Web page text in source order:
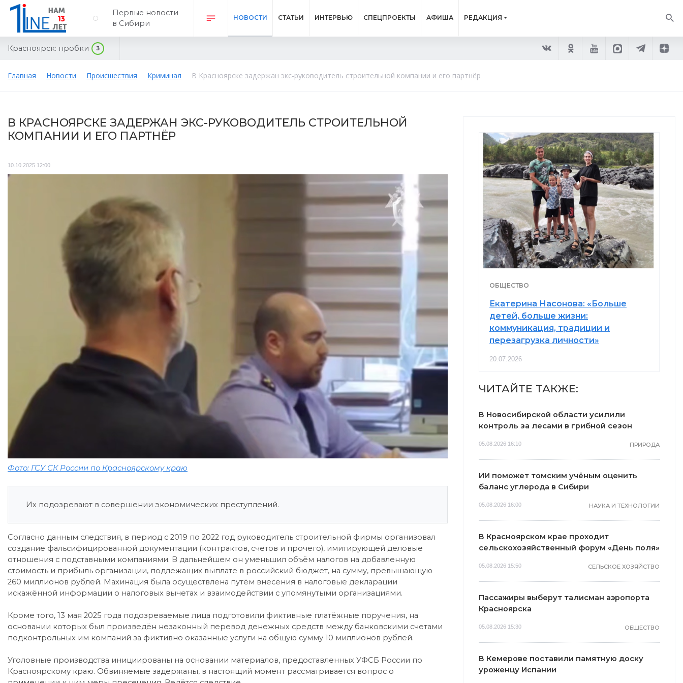
Первые новости
в Сибири
НОВОСТИ СТАТЬИ ИНТЕРВЬЮ СПЕЦПРОЕКТЫ АФИША РЕДАКЦИЯ
Красноярск: пробки 3
Главная Новости Происшествия Криминал В Красноярске задержан экс-руководитель строительной компании и его партнёр
В КРАСНОЯРСКЕ ЗАДЕРЖАН ЭКС-РУКОВОДИТЕЛЬ СТРОИТЕЛЬНОЙ
КОМПАНИИ И ЕГО ПАРТНЁР
10.10.2025 12:00
Фото: ГСУ СК России по Красноярскому краю
Их подозревают в совершении экономических преступлений.
Согласно данным следствия, в период с 2019 по 2022 год руководитель строительной фирмы организовал
создание фальсифицированной документации (контрактов, счетов и прочего), имитирующей деловые
отношения с подставными компаниями. В дальнейшем он уменьшил объём налогов на добавленную
стоимость и прибыль организации, подлежащих выплате в российский бюджет, на сумму, превышающую
260 миллионов рублей. Махинация была осуществлена путём внесения в налоговые декларации
искажённой информации о налоговых вычетах и взаимодействии с упомянутыми организациями.
Кроме того, 13 мая 2025 года подозреваемые лица подготовили фиктивные платёжные поручения, на
основании которых был произведён незаконный перевод денежных средств между банковскими счетами
подконтрольных им компаний за фиктивно оказанные услуги на общую сумму 10 миллионов рублей.
Уголовные производства инициированы на основании материалов, предоставленных УФСБ России по
Красноярскому краю. Обвиняемые задержаны, в настоящий момент рассматривается вопрос о
ОБЩЕСТВО
Екатерина Насонова: «Больше
детей, больше жизни:
коммуникация, традиции и
перезагрузка личности»
20.07.2026
ЧИТАЙТЕ ТАКЖЕ:
В Новосибирской области усилили
контроль за лесами в грибной сезон
05.08.2026 16:10 ПРИРОДА
ИИ поможет томским учёным оценить
баланс углерода в Сибири
05.08.2026 16:00 НАУКА И ТЕХНОЛОГИИ
В Красноярском крае проходит
сельскохозяйственный форум «День поля»
05.08.2026 15:50 СЕЛЬСКОЕ ХОЗЯЙСТВО
Пассажиры выберут талисман аэропорта
Красноярска
05.08.2026 15:30 ОБЩЕСТВО
В Кемерове поставили памятную доску
уроженцу Испании